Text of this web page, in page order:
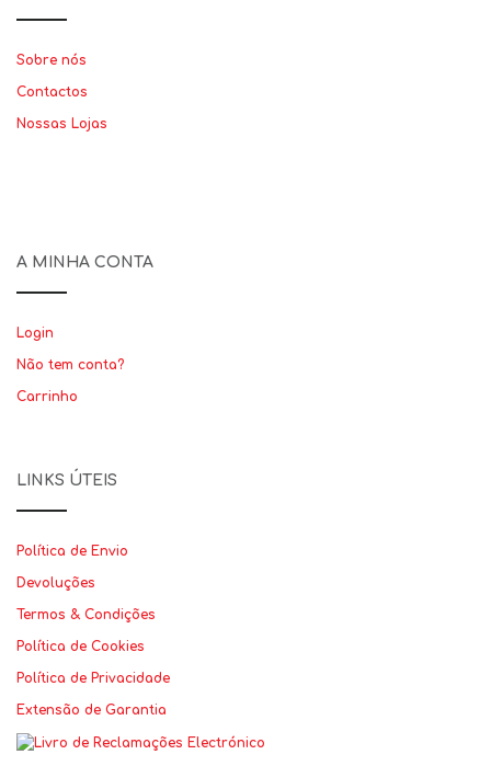
Sobre nós
Contactos
Nossas Lojas
A MINHA CONTA
Login
Não tem conta?
Carrinho
LINKS ÚTEIS
Política de Envio
Devoluções
Termos & Condições
Política de Cookies
Política de Privacidade
Extensão de Garantia